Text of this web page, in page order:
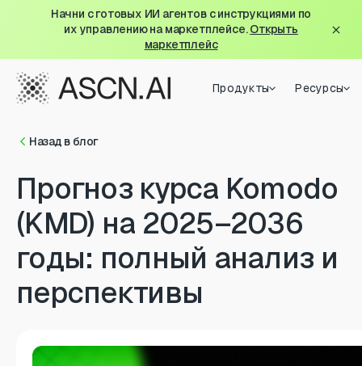
Начни с готовых ИИ агентов с инструкциями по
их управлению на маркетплейсе.Открыть
маркетплейс
Продукты Ресурсы
Назад в блог
Прогноз курса Komodo
(KMD) на 2025–2036
годы: полный анализ и
перспективы